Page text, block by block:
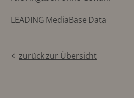
LEADING MediaBase Data
zurück zur Übersicht